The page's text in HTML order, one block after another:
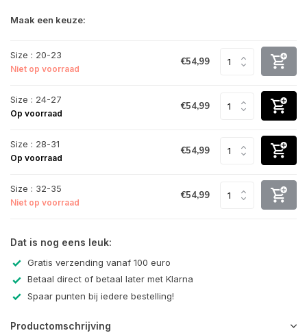
Maak een keuze:
Size : 20-23
Niet op voorraad
€54,99
Size : 24-27
Op voorraad
€54,99
Size : 28-31
Op voorraad
€54,99
Size : 32-35
Niet op voorraad
€54,99
Dat is nog eens leuk:
Gratis verzending vanaf 100 euro
Betaal direct of betaal later met Klarna
Spaar punten bij iedere bestelling!
Productomschrijving